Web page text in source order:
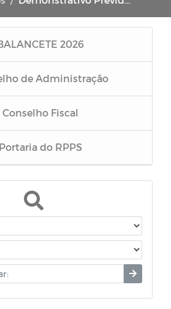
2026
de Administração
Conselho Fiscal
Portaria do RPPS
Balanços
RREO do RPPS
Eventos